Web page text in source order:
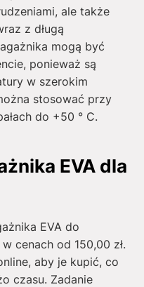
ale także
z długą
mogą być
ponieważ są
w szerokim
stosować przy
do +50 ° C.
EVA dla
EVA do
cenach od 150,00 zł.
aby je kupić, co
czasu. Zadanie